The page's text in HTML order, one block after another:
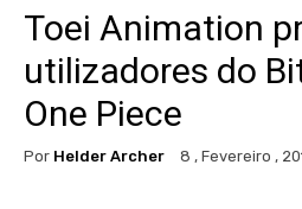
Toei Animation
utilizadores do
One Piece
Por Helder Archer 8 , Fevereiro ,